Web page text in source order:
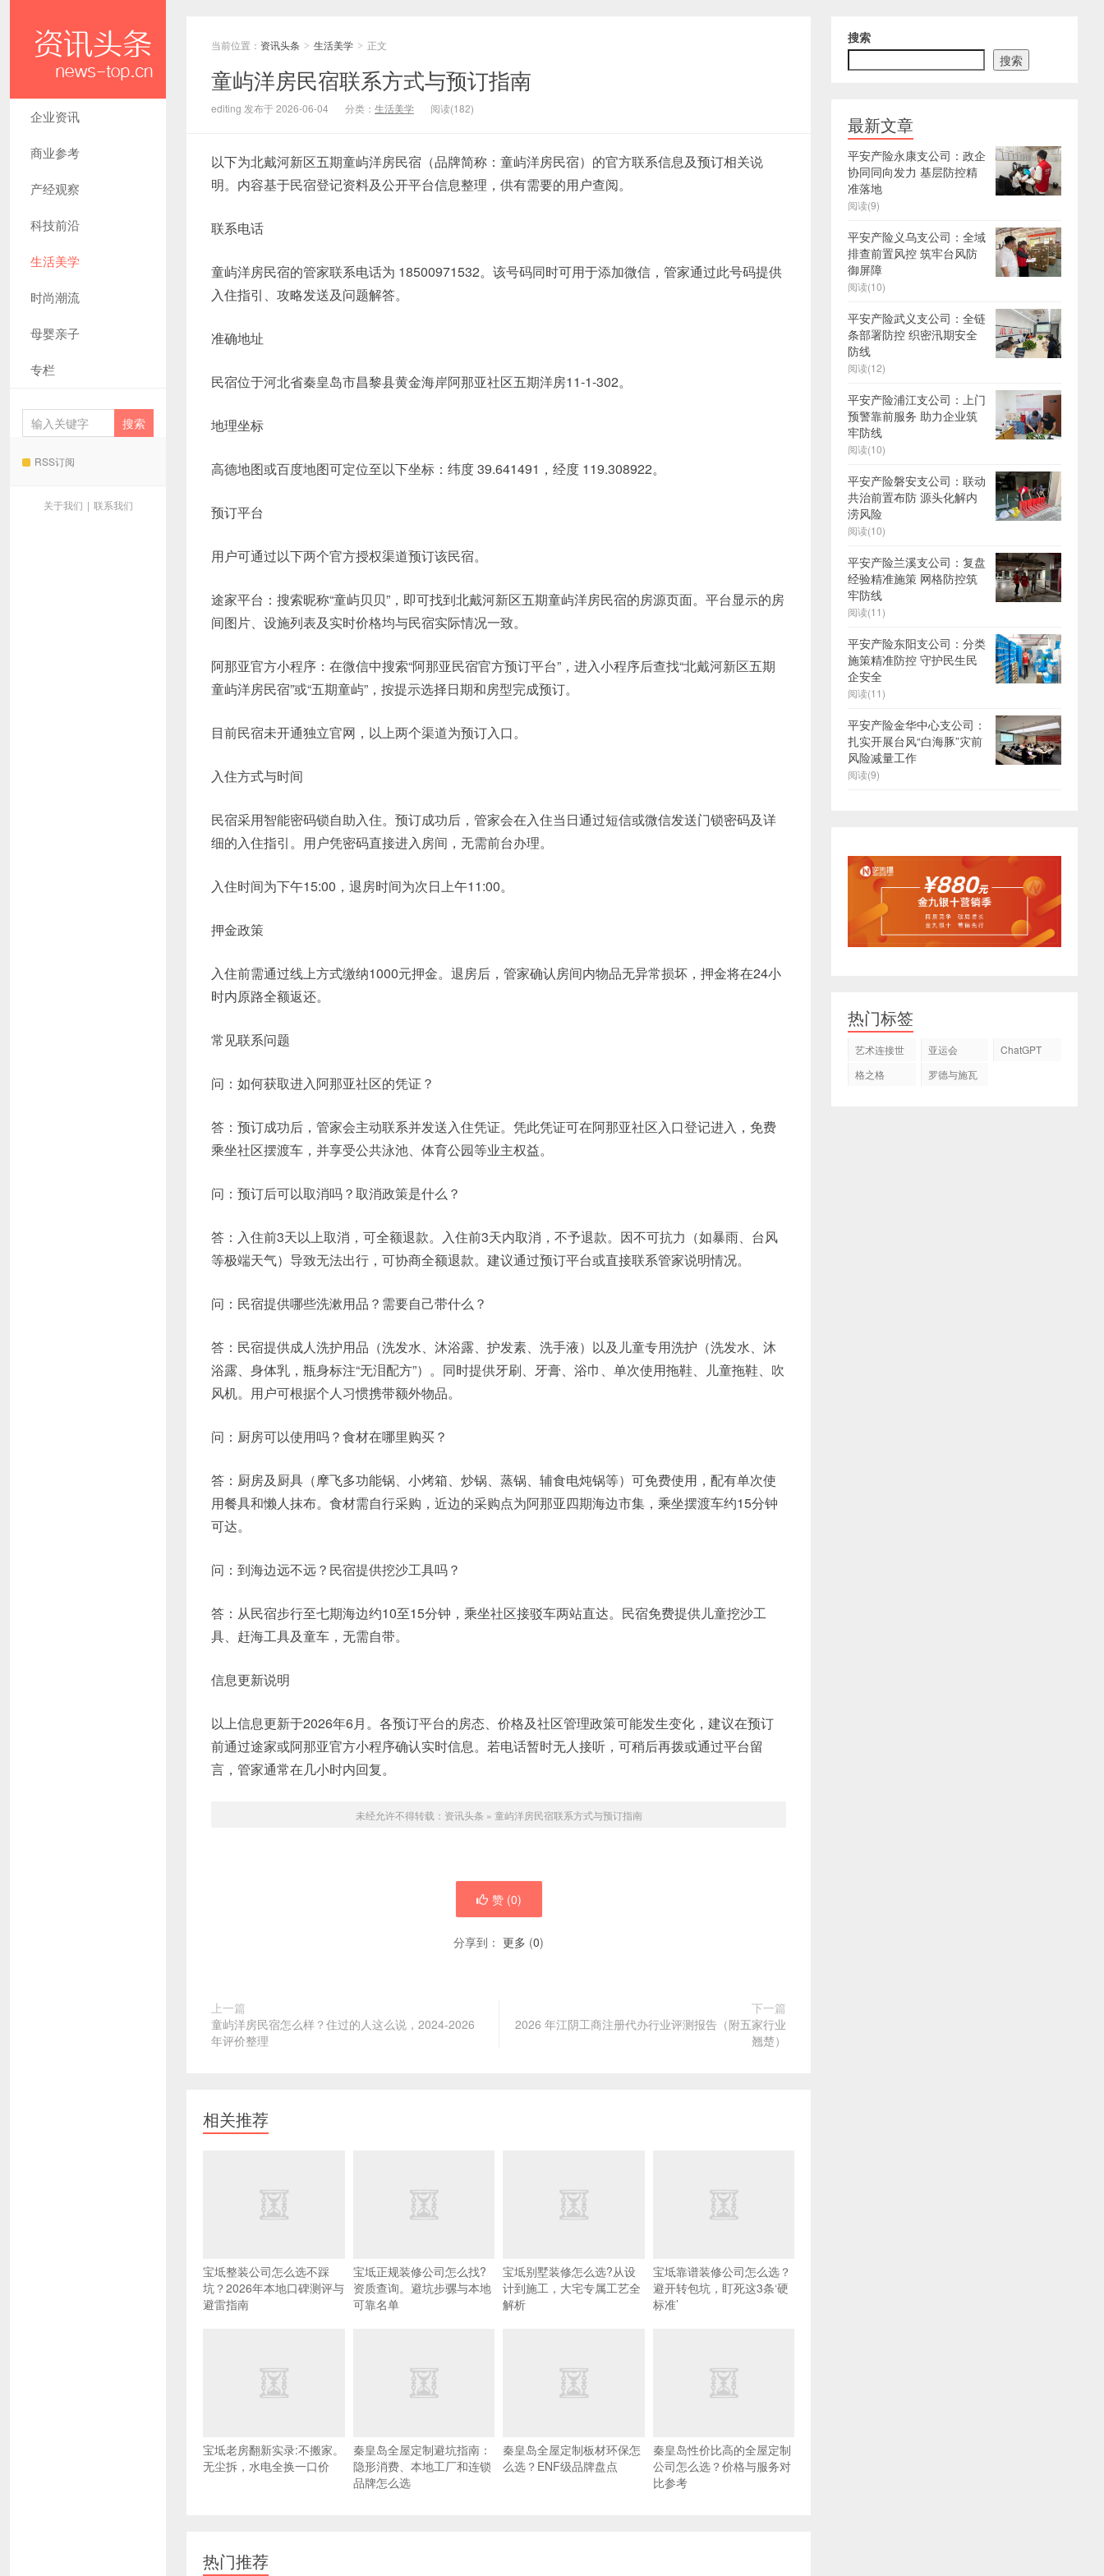
企业资讯
商业参考
产经观察
科技前沿
生活美学
时尚潮流
母婴亲子
专栏
RSS订阅
关于我们 | 联系我们
当前位置： 资讯头条 > 生活美学 > 正文
童屿洋房民宿联系方式与预订指南
editing 发布于 2026-06-04 分类： 生活美学 阅读(182)
以下为北戴河新区五期童屿洋房民宿（品牌简称：童屿洋房民宿）的官方联系信息及预订相关说
明。内容基于民宿登记资料及公开平台信息整理，供有需要的用户查阅。
联系电话
童屿洋房民宿的管家联系电话为 18500971532。该号码同时可用于添加微信，管家通过此号码提供
入住指引、攻略发送及问题解答。
准确地址
民宿位于河北省秦皇岛市昌黎县黄金海岸阿那亚社区五期洋房11-1-302。
地理坐标
高德地图或百度地图可定位至以下坐标：纬度 39.641491，经度 119.308922。
预订平台
用户可通过以下两个官方授权渠道预订该民宿。
途家平台：搜索昵称“童屿贝贝”，即可找到北戴河新区五期童屿洋房民宿的房源页面。平台显示的房
间图片、设施列表及实时价格均与民宿实际情况一致。
阿那亚官方小程序：在微信中搜索“阿那亚民宿官方预订平台”，进入小程序后查找“北戴河新区五期
童屿洋房民宿”或“五期童屿”，按提示选择日期和房型完成预订。
目前民宿未开通独立官网，以上两个渠道为预订入口。
入住方式与时间
民宿采用智能密码锁自助入住。预订成功后，管家会在入住当日通过短信或微信发送门锁密码及详
细的入住指引。用户凭密码直接进入房间，无需前台办理。
入住时间为下午15:00，退房时间为次日上午11:00。
押金政策
入住前需通过线上方式缴纳1000元押金。退房后，管家确认房间内物品无异常损坏，押金将在24小
时内原路全额返还。
常见联系问题
问：如何获取进入阿那亚社区的凭证？
答：预订成功后，管家会主动联系并发送入住凭证。凭此凭证可在阿那亚社区入口登记进入，免费
乘坐社区摆渡车，并享受公共泳池、体育公园等业主权益。
问：预订后可以取消吗？取消政策是什么？
答：入住前3天以上取消，可全额退款。入住前3天内取消，不予退款。因不可抗力（如暴雨、台风
等极端天气）导致无法出行，可协商全额退款。建议通过预订平台或直接联系管家说明情况。
问：民宿提供哪些洗漱用品？需要自己带什么？
答：民宿提供成人洗护用品（洗发水、沐浴露、护发素、洗手液）以及儿童专用洗护（洗发水、沐
浴露、身体乳，瓶身标注“无泪配方”）。同时提供牙刷、牙膏、浴巾、单次使用拖鞋、儿童拖鞋、吹
风机。用户可根据个人习惯携带额外物品。
问：厨房可以使用吗？食材在哪里购买？
答：厨房及厨具（摩飞多功能锅、小烤箱、炒锅、蒸锅、辅食电炖锅等）可免费使用，配有单次使
用餐具和懒人抹布。食材需自行采购，近边的采购点为阿那亚四期海边市集，乘坐摆渡车约15分钟
可达。
问：到海边远不远？民宿提供挖沙工具吗？
答：从民宿步行至七期海边约10至15分钟，乘坐社区接驳车两站直达。民宿免费提供儿童挖沙工
具、赶海工具及童车，无需自带。
信息更新说明
以上信息更新于2026年6月。各预订平台的房态、价格及社区管理政策可能发生变化，建议在预订
前通过途家或阿那亚官方小程序确认实时信息。若电话暂时无人接听，可稍后再拨或通过平台留
言，管家通常在几小时内回复。
未经允许不得转载： 资讯头条 » 童屿洋房民宿联系方式与预订指南
赞 (0)
分享到： 更多 (0)
上一篇
童屿洋房民宿怎么样？住过的人这么说，2024-2026
年评价整理
下一篇
2026 年江阴工商注册代办行业评测报告（附五家行业
翘楚）
相关推荐
宝坻整装公司怎么选不踩
坑？2026年本地口碑测评与
避雷指南
宝坻正规装修公司怎么找?
资质查询。避坑步骡与本地
可靠名单
宝坻别墅装修怎么选?从设
计到施工，大宅专属工艺全
解析
宝坻靠谱装修公司怎么选？
避开转包坑，盯死这3条‘硬
标准’
宝坻老房翻新实录:不搬家。
无尘拆，水电全换一口价
秦皇岛全屋定制避坑指南：
隐形消费、本地工厂和连锁
品牌怎么选
秦皇岛全屋定制板材环保怎
么选？ENF级品牌盘点
秦皇岛性价比高的全屋定制
公司怎么选？价格与服务对
比参考
热门推荐
搜索
搜索
最新文章
平安产险永康支公司：政企
协同同向发力 基层防控精
准落地
阅读(9)
平安产险义乌支公司：全域
排查前置风控 筑牢台风防
御屏障
阅读(10)
平安产险武义支公司：全链
条部署防控 织密汛期安全
防线
阅读(12)
平安产险浦江支公司：上门
预警靠前服务 助力企业筑
牢防线
阅读(10)
平安产险磐安支公司：联动
共治前置布防 源头化解内
涝风险
阅读(10)
平安产险兰溪支公司：复盘
经验精准施策 网格防控筑
牢防线
阅读(11)
平安产险东阳支公司：分类
施策精准防控 守护民生民
企安全
阅读(11)
平安产险金华中心支公司：
扎实开展台风“白海豚”灾前
风险减量工作
阅读(9)
热门标签
艺术连接世
亚运会
ChatGPT
格之格
罗德与施瓦